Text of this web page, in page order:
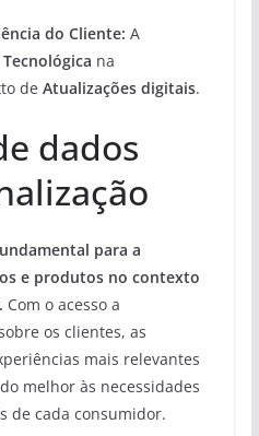
do Cliente: A
na
de Atualizações digitais.
dados
para a
e produtos no contexto
Com o acesso a
os clientes, as
mais relevantes
melhor às necessidades
de cada consumidor.